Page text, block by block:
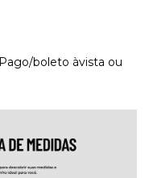
boleto àvista ou